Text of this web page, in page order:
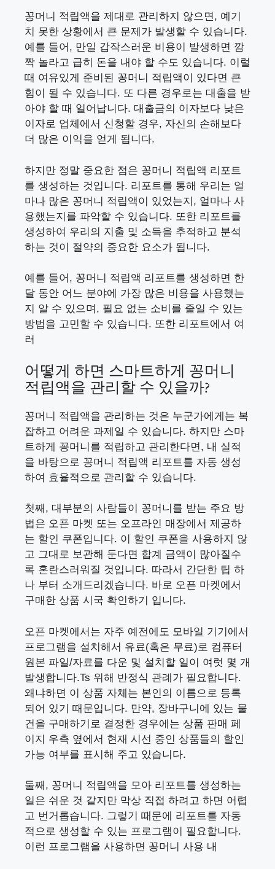
꽁머니 적립액을 제대로 관리하지 않으면, 예기
치 못한 상황에서 큰 문제가 발생할 수 있습니다.
예를 들어, 만일 갑작스러운 비용이 발생하면 깜
짝 놀라고 급히 돈을 내야 할 수도 있습니다. 이럴
때 여유있게 준비된 꽁머니 적립액이 있다면 큰
힘이 될 수 있습니다. 또 다른 경우로는 대출을 받
아야 할 때 일어납니다. 대출금의 이자보다 낮은
이자로 업체에서 신청할 경우, 자신의 손해보다
더 많은 이익을 얻게 됩니다.
하지만 정말 중요한 점은 꽁머니 적립액 리포트
를 생성하는 것입니다. 리포트를 통해 우리는 얼
마나 많은 꽁머니 적립액이 있었는지, 얼마나 사
용했는지를 파악할 수 있습니다. 또한 리포트를
생성하여 우리의 지출 및 소득을 추적하고 분석
하는 것이 절약의 중요한 요소가 됩니다.
예를 들어, 꽁머니 적립액 리포트를 생성하면 한
달 동안 어느 분야에 가장 많은 비용을 사용했는
지 알 수 있으며, 필요 없는 소비를 줄일 수 있는
방법을 고민할 수 있습니다. 또한 리포트에서 여
러
어떻게 하면 스마트하게 꽁머니
적립액을 관리할 수 있을까?
꽁머니 적립액을 관리하는 것은 누군가에게는 복
잡하고 어려운 과제일 수 있습니다. 하지만 스마
트하게 꽁머니를 적립하고 관리한다면, 내 실적
을 바탕으로 꽁머니 적립액 리포트를 자동 생성
하여 효율적으로 관리할 수 있습니다.
첫째, 대부분의 사람들이 꽁머니를 받는 주요 방
법은 오픈 마켓 또는 오프라인 매장에서 제공하
는 할인 쿠폰입니다. 이 할인 쿠폰을 사용하지 않
고 그대로 보관해 둔다면 합계 금액이 많아질수
록 혼란스러워질 것입니다. 따라서 간단한 팁 하
나 부터 소개드리겠습니다. 바로 오픈 마켓에서
구매한 상품 시국 확인하기 입니다.
오픈 마켓에서는 자주 예전에도 모바일 기기에서
프로그램을 설치해서 유료(혹은 무료)로 컴퓨터
원본 파일/자료를 다운 및 설치할 일이 여럿 몇 개
발생합니다.Ts 위해 반정식 관례가 필요합니다.
왜냐하면 이 상품 자체는 본인의 이름으로 등록
되어 있기 때문입니다. 만약, 장바구니에 있는 물
건을 구매하기로 결정한 경우에는 상품 판매 페
이지 우측 옆에서 현재 시선 중인 상품들의 할인
가능 여부를 표시해 주고 있습니다.
둘째, 꽁머니 적립액을 모아 리포트를 생성하는
일은 쉬운 것 같지만 막상 직접 하려고 하면 어렵
고 번거롭습니다. 그렇기 때문에 리포트를 자동
적으로 생성할 수 있는 프로그램이 필요합니다.
이런 프로그램을 사용하면 꽁머니 사용 내